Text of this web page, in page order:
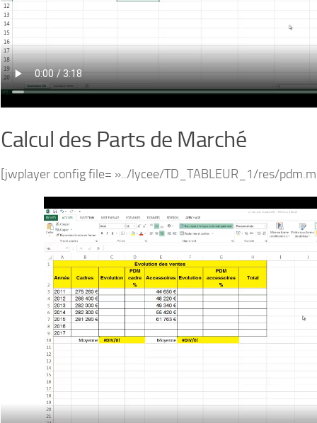
Calcul des Parts de Marché
[jwplayer config file= »../lycee/TD_TABLEUR_1/res/